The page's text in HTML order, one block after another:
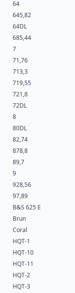
64
645,82
64DL
685,44
7
71,76
713,3
719,55
721,8
72DL
8
80DL
82,74
878,8
89,7
9
928,56
97,89
B&S 625 E
Brun
Coral
HQT-1
HQT-10
HQT-11
HQT-2
HQT-3